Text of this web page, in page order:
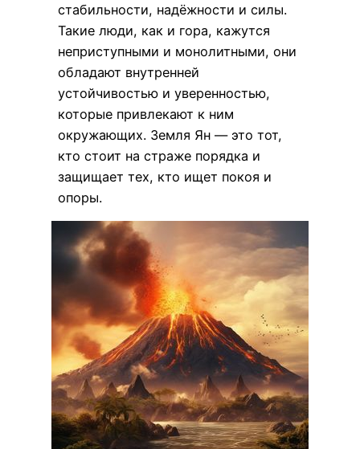
стабильности, надёжности и силы.
Такие люди, как и гора, кажутся
неприступными и монолитными, они
обладают внутренней
устойчивостью и уверенностью,
которые привлекают к ним
окружающих. Земля Ян — это тот,
кто стоит на страже порядка и
защищает тех, кто ищет покоя и
опоры.